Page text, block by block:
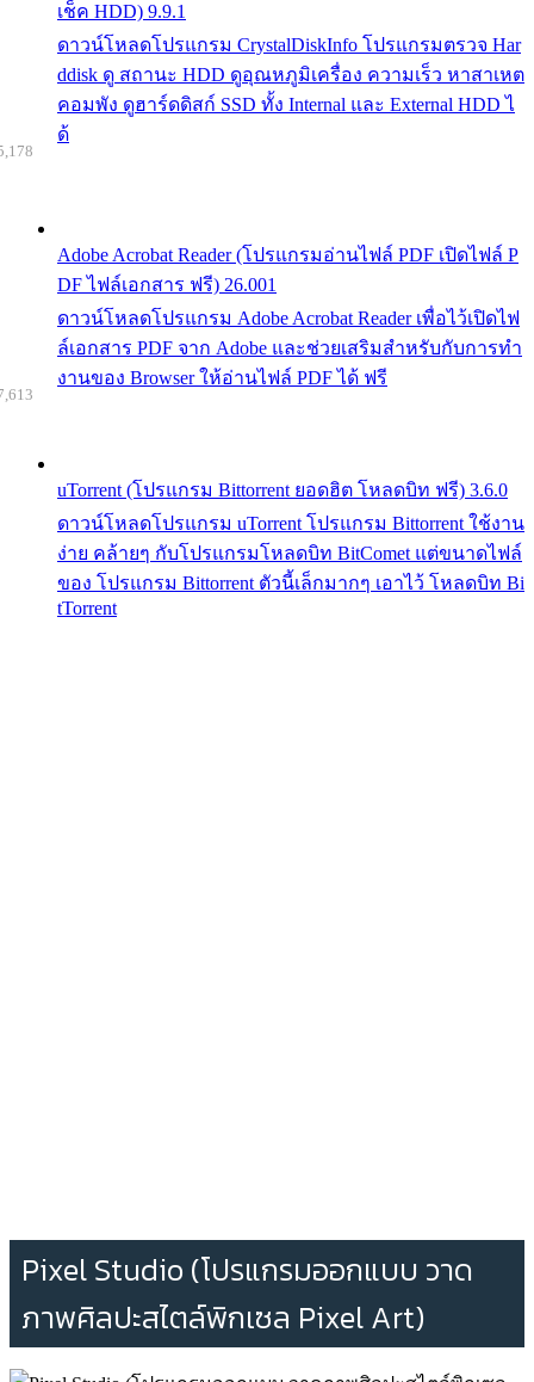
เช็ค HDD) 9.9.1
ดาวน์โหลดโปรแกรม CrystalDiskInfo โปรแกรมตรวจ Har
ddisk ดู สถานะ HDD ดูอุณหภูมิเครื่อง ความเร็ว หาสาเหต
คอมพัง ดูฮาร์ดดิสก์ SSD ทั้ง Internal และ External HDD ไ
ด้
Adobe Acrobat Reader (โปรแกรมอ่านไฟล์ PDF เปิดไฟล์ P
DF ไฟล์เอกสาร ฟรี) 26.001
ดาวน์โหลดโปรแกรม Adobe Acrobat Reader เพื่อไว้เปิดไฟ
ล์เอกสาร PDF จาก Adobe และช่วยเสริมสำหรับกับการทำ
งานของ Browser ให้อ่านไฟล์ PDF ได้ ฟรี
uTorrent (โปรแกรม Bittorrent ยอดฮิต โหลดบิท ฟรี) 3.6.0
ดาวน์โหลดโปรแกรม uTorrent โปรแกรม Bittorrent ใช้งาน
ง่าย คล้ายๆ กับโปรแกรมโหลดบิท BitComet แต่ขนาดไฟล์
ของ โปรแกรม Bittorrent ตัวนี้เล็กมากๆ เอาไว้ โหลดบิท Bi
tTorrent
Pixel Studio (โปรแกรมออกแบบ วาด
ภาพศิลปะสไตล์​พิกเซล Pixel Art)